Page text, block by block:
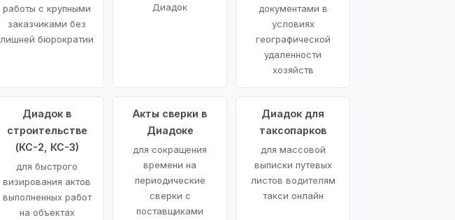
работы с крупными
заказчиками без
лишней бюрократии
Диадок
документами в
условиях
географической
удаленности
хозяйств
Диадок в
строительстве
(КС-2, КС-3)
для быстрого
визирования актов
выполненных работ
на объектах
Акты сверки в
Диадоке
для сокращения
времени на
периодические
сверки с
поставщиками
Диадок для
таксопарков
для массовой
выписки путевых
листов водителям
такси онлайн